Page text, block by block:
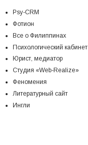
Psy-CRM
Фотион
Все о Филиппинах
Психологический кабинет
Юрист, медиатор
Студия «Web-Realize»
Феномения
Литературный сайт
Ингли